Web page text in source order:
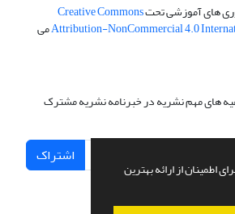
اطمینان از ارائه بهترین
های آموزشی تحتCreative Commons
Attribution-NonCommercial 4.0می
های مهم نشریه در خبرنامه نشریه مشترک
اشتراک